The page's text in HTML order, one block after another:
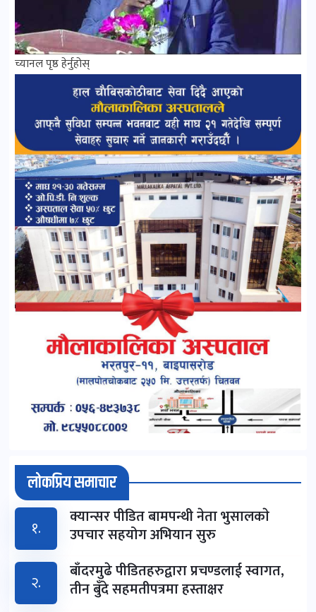
च्यानल पृष्ठ हेर्नुहोस्
लोकप्रिय समाचार
१. क्यान्सर पीडित बामपन्थी नेता भुसालकाे
उपचार सहयोग अभियान सुरु
२.
बाँदरमुढे पीडितहरुद्वारा प्रचण्डलाई स्वागत,
तीन बुँदे सहमतीपत्रमा हस्ताक्षर